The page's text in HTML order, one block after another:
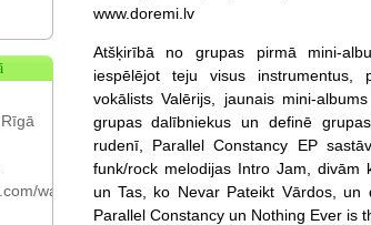
www.doremi.lv
Atšķirībā no grupas pirmā mini-
iespēlējot teju visus instrumentus,
vokālists Valērijs, jaunais mini-
grupas dalībniekus un definē
rudenī, Parallel Constancy EP
funk/rock melodijas Intro Jam, divām
un Tas, ko Nevar Pateikt Vārdos, un
Parallel Constancy un Nothing Ever is
watch?